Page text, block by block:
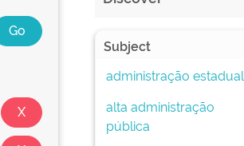
Subject
administração estadual
alta administração
pública